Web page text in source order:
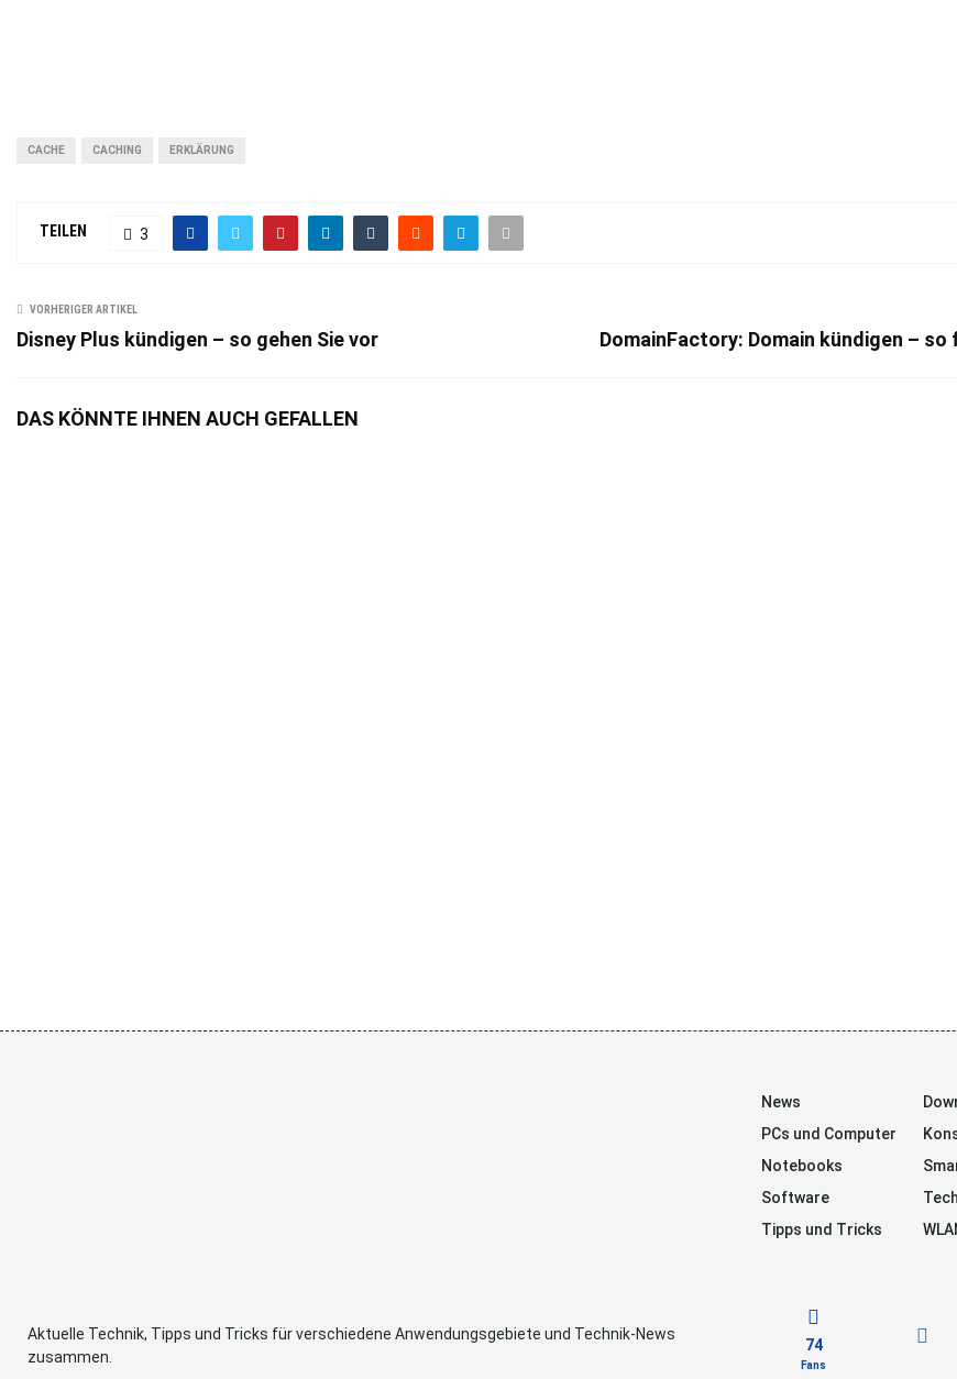
CACHE CACHING ERKLÄRUNG
TEILEN 3
VORHERIGER ARTIKEL
Disney Plus kündigen – so gehen Sie vor DomainFactory: Domain kündigen –
DAS KÖNNTE IHNEN AUCH GEFALLEN
Aktuelle Technik, Tipps und Tricks für verschiedene Anwendungsgebiete und Technik-News
zusammen.
News
PCs und Computer
Notebooks
Software
Tipps und Tricks
74
Fans